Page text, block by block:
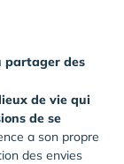
partager des
de vie qui
de se
a son propre
des envies